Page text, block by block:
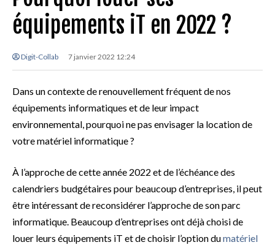
équipements iT en 2022 ?
Digit-Collab 7 janvier 2022 12:24
Dans un contexte de renouvellement fréquent de nos
équipements informatiques et de leur impact
environnemental, pourquoi ne pas envisager la location de
votre matériel informatique ?
À l’approche de cette année 2022 et de l’échéance des
calendriers budgétaires pour beaucoup d’entreprises, il peut
être intéressant de reconsidérer l’approche de son parc
informatique. Beaucoup d’entreprises ont déjà choisi de
louer leurs équipements iT et de choisir l’option dumatériel